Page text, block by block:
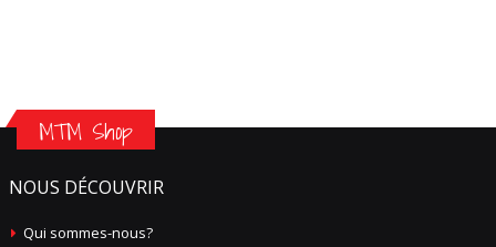
MTM Shop
NOUS DÉCOUVRIR
Qui sommes-nous?